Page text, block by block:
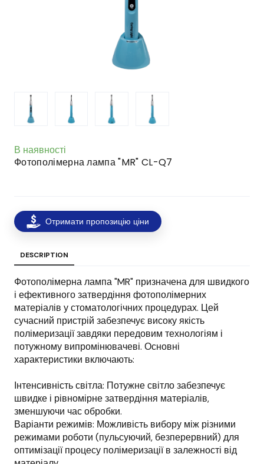
В наявності
Фотополімерна лампа "MR" CL-Q7
Отримати пропозицію ціни
DESCRIPTION
Фотополімерна лампа "MR" призначена для швидкого
і ефективного затвердіння фотополімерних
матеріалів у стоматологічних процедурах. Цей
сучасний пристрій забезпечує високу якість
полімеризації завдяки передовим технологіям і
потужному випромінювачеві. Основні
характеристики включають:
Інтенсивність світла: Потужне світло забезпечує
швидке і рівномірне затвердіння матеріалів,
зменшуючи час обробки.
Варіанти режимів: Можливість вибору між різними
режимами роботи (пульсуючий, безперервний) для
оптимізації процесу полімеризації в залежності від